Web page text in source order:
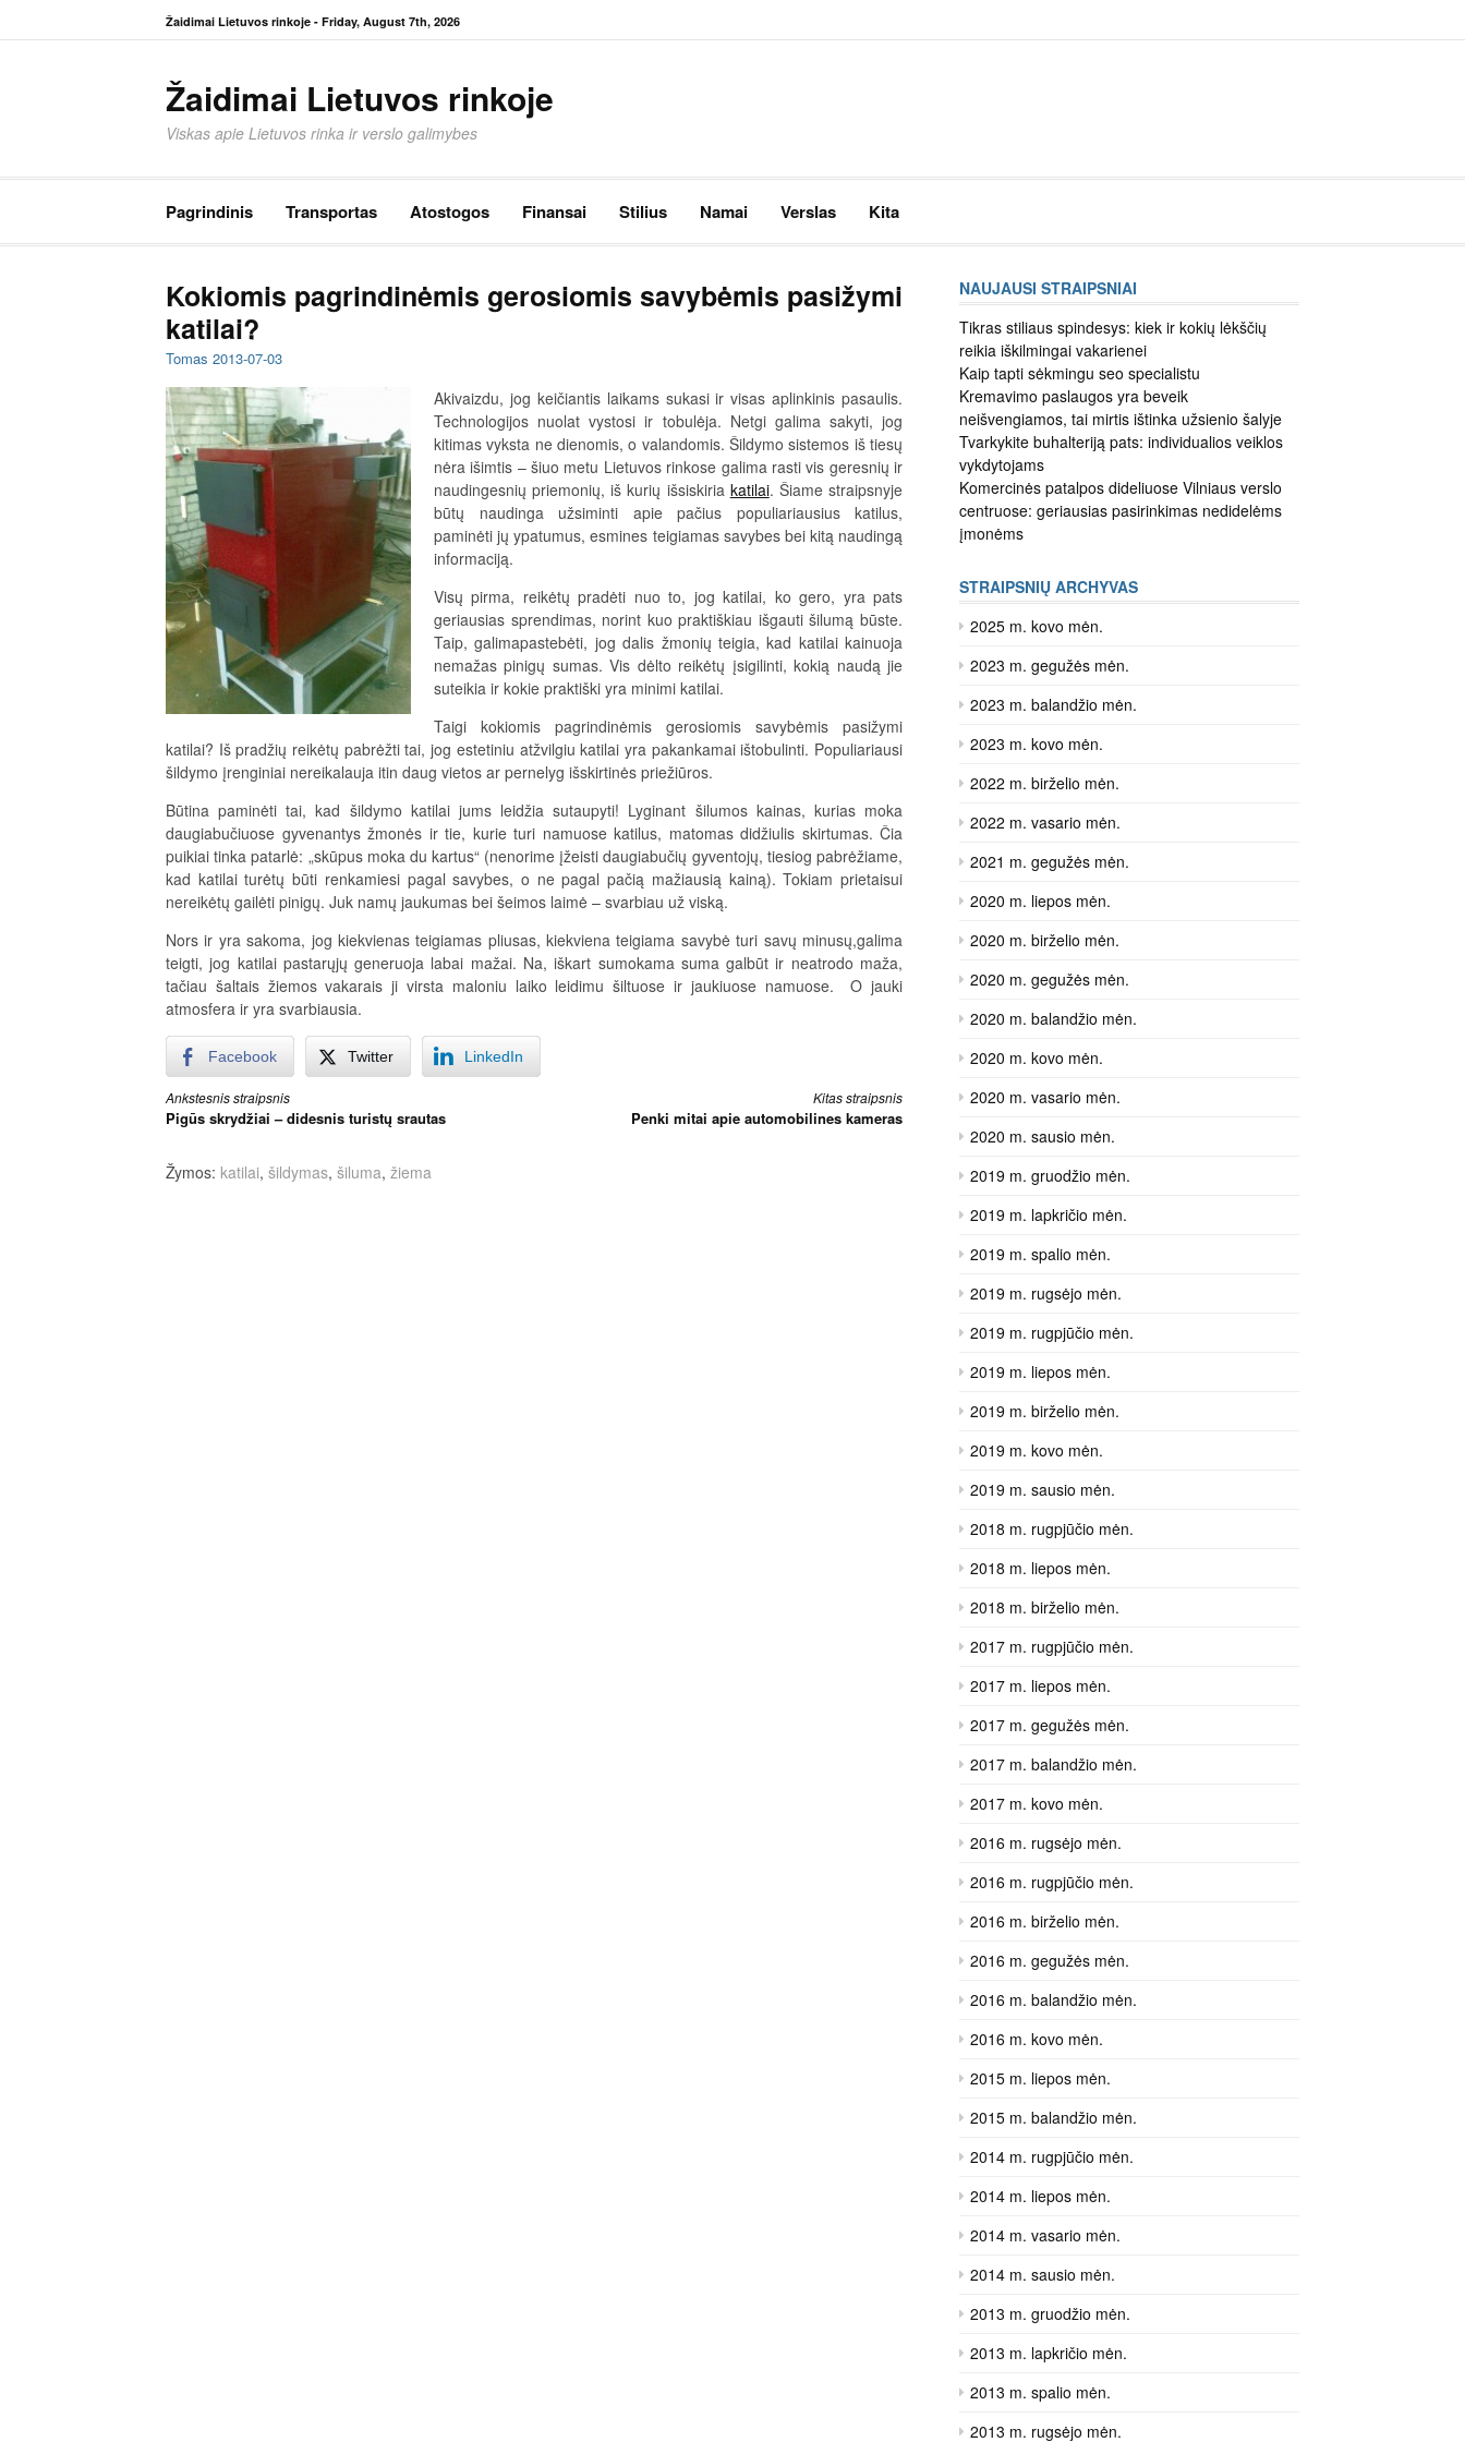
Žaidimai Lietuvos rinkoje - Friday, August 7th, 2026
straipsnį
Žaidimai Lietuvos rinkoje
Viskas apie Lietuvos rinka ir verslo galimybes
Pagrindinis Transportas Atostogos Finansai Stilius Namai Verslas Kita
Kokiomis pagrindinėmis gerosiomis savybėmis pasižymi
katilai?
Tomas 2013-07-03
Akivaizdu, jog keičiantis laikams sukasi ir visas aplinkinis pasaulis.
Technologijos nuolat vystosi ir tobulėja. Netgi galima sakyti, jog
kitimas vyksta ne dienomis, o valandomis. Šildymo sistemos iš tiesų
nėra išimtis – šiuo metu Lietuvos rinkose galima rasti vis geresnių ir
naudingesnių priemonių, iš kurių išsiskiria katilai. Šiame straipsnyje
būtų naudinga užsiminti apie pačius populiariausius katilus,
paminėti jų ypatumus, esmines teigiamas savybes bei kitą naudingą
informaciją.
Visų pirma, reikėtų pradėti nuo to, jog katilai, ko gero, yra pats
geriausias sprendimas, norint kuo praktiškiau išgauti šilumą būste.
Taip, galimapastebėti, jog dalis žmonių teigia, kad katilai kainuoja
nemažas pinigų sumas. Vis dėlto reikėtų įsigilinti, kokią naudą jie
suteikia ir kokie praktiški yra minimi katilai.
Taigi kokiomis pagrindinėmis gerosiomis savybėmis pasižymi
katilai? Iš pradžių reikėtų pabrėžti tai, jog estetiniu atžvilgiu katilai yra pakankamai ištobulinti. Populiariausi
šildymo įrenginiai nereikalauja itin daug vietos ar pernelyg išskirtinės priežiūros.
Būtina paminėti tai, kad šildymo katilai jums leidžia sutaupyti! Lyginant šilumos kainas, kurias moka
daugiabučiuose gyvenantys žmonės ir tie, kurie turi namuose katilus, matomas didžiulis skirtumas. Čia
puikiai tinka patarlė: „skūpus moka du kartus“ (nenorime įžeisti daugiabučių gyventojų, tiesiog pabrėžiame,
kad katilai turėtų būti renkamiesi pagal savybes, o ne pagal pačią mažiausią kainą). Tokiam prietaisui
nereikėtų gailėti pinigų. Juk namų jaukumas bei šeimos laimė – svarbiau už viską.
Nors ir yra sakoma, jog kiekvienas teigiamas pliusas, kiekviena teigiama savybė turi savų minusų,galima
teigti, jog katilai pastarųjų generuoja labai mažai. Na, iškart sumokama suma galbūt ir neatrodo maža,
tačiau šaltais žiemos vakarais ji virsta maloniu laiko leidimu šiltuose ir jaukiuose namuose. O jauki
atmosfera ir yra svarbiausia.
Facebook Twitter LinkedIn
Skaityti
Ankstesnis straipsnis
Pigūs skrydžiai – didesnis turistų srautas
Kitas straipsnis
Penki mitai apie automobilines kameras
Žymos: katilai, šildymas, šiluma, žiema
NAUJAUSI STRAIPSNIAI
Tikras stiliaus spindesys: kiek ir kokių lėkščių
reikia iškilmingai vakarienei
Kaip tapti sėkmingu seo specialistu
Kremavimo paslaugos yra beveik
neišvengiamos, tai mirtis ištinka užsienio šalyje
Tvarkykite buhalteriją pats: individualios veiklos
vykdytojams
Komercinės patalpos dideliuose Vilniaus verslo
centruose: geriausias pasirinkimas nedidelėms
įmonėms
STRAIPSNIŲ ARCHYVAS
2025 m. kovo mėn.
2023 m. gegužės mėn.
2023 m. balandžio mėn.
2023 m. kovo mėn.
2022 m. birželio mėn.
2022 m. vasario mėn.
2021 m. gegužės mėn.
2020 m. liepos mėn.
2020 m. birželio mėn.
2020 m. gegužės mėn.
2020 m. balandžio mėn.
2020 m. kovo mėn.
2020 m. vasario mėn.
2020 m. sausio mėn.
2019 m. gruodžio mėn.
2019 m. lapkričio mėn.
2019 m. spalio mėn.
2019 m. rugsėjo mėn.
2019 m. rugpjūčio mėn.
2019 m. liepos mėn.
2019 m. birželio mėn.
2019 m. kovo mėn.
2019 m. sausio mėn.
2018 m. rugpjūčio mėn.
2018 m. liepos mėn.
2018 m. birželio mėn.
2017 m. rugpjūčio mėn.
2017 m. liepos mėn.
2017 m. gegužės mėn.
2017 m. balandžio mėn.
2017 m. kovo mėn.
2016 m. rugsėjo mėn.
2016 m. rugpjūčio mėn.
2016 m. birželio mėn.
2016 m. gegužės mėn.
2016 m. balandžio mėn.
2016 m. kovo mėn.
2015 m. liepos mėn.
2015 m. balandžio mėn.
2014 m. rugpjūčio mėn.
2014 m. liepos mėn.
2014 m. vasario mėn.
2014 m. sausio mėn.
2013 m. gruodžio mėn.
2013 m. lapkričio mėn.
2013 m. spalio mėn.
2013 m. rugsėjo mėn.